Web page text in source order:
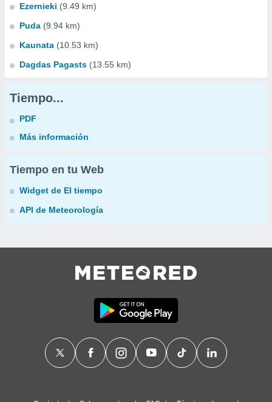
Ezernieki (9.49 km)
Puda (9.94 km)
Kaunata (10.53 km)
Dagdas Pagasts (13.55 km)
Tiempo...
PDF
Más información
Tiempo en tu Web
Widget de El tiempo
API de Meteorología